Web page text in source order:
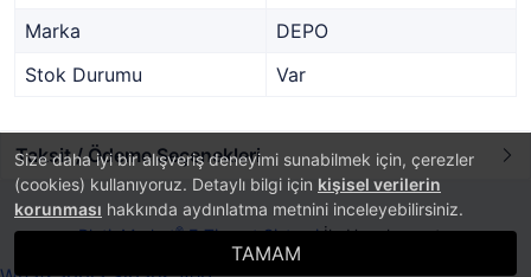
Size daha iyi bir alışveriş deneyimi sunabilmek için, çerezler
(cookies) kullanıyoruz. Detaylı bilgi için kişisel verilerin
korunması hakkında aydınlatma metnini inceleyebilirsiniz.
TAMAM
Marka
DEPO
Stok Durumu
Var
Taksit / Ödeme Seçenekleri
PlatinMarket®E-Ticaret Sistemiİle Hazırlanmıştır.